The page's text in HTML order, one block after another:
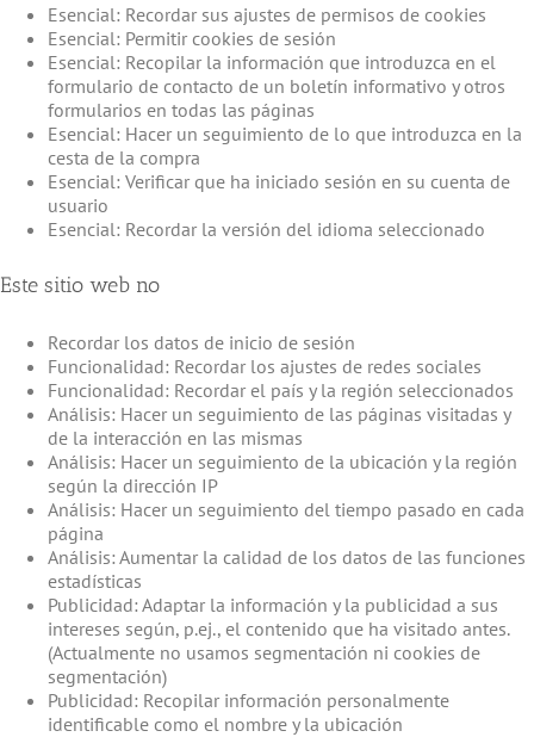
Esencial: Recordar sus ajustes de permisos de cookies
Esencial: Permitir cookies de sesión
Esencial: Recopilar la información que introduzca en el
formulario de contacto de un boletín informativo y otros
formularios en todas las páginas
Esencial: Hacer un seguimiento de lo que introduzca en la
cesta de la compra
Esencial: Verificar que ha iniciado sesión en su cuenta de
usuario
Esencial: Recordar la versión del idioma seleccionado
Este sitio web no
Recordar los datos de inicio de sesión
Funcionalidad: Recordar los ajustes de redes sociales
Funcionalidad: Recordar el país y la región seleccionados
Análisis: Hacer un seguimiento de las páginas visitadas y
de la interacción en las mismas
Análisis: Hacer un seguimiento de la ubicación y la región
según la dirección IP
Análisis: Hacer un seguimiento del tiempo pasado en cada
página
Análisis: Aumentar la calidad de los datos de las funciones
estadísticas
Publicidad: Adaptar la información y la publicidad a sus
intereses según, p.ej., el contenido que ha visitado antes.
(Actualmente no usamos segmentación ni cookies de
segmentación)
Publicidad: Recopilar información personalmente
identificable como el nombre y la ubicación